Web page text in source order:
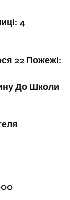
4
22 Пожежі:
До Школи